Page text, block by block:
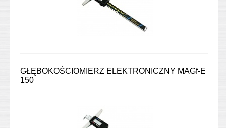
GŁĘBOKOŚCIOMIERZ ELEKTRONICZNY MAGf-E
150